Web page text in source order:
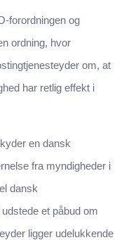
forordningen og
ordning, hvor
om, at
har retlig effekt i
en dansk
fra myndigheder i
dansk
et påbud om
ligger udelukkende